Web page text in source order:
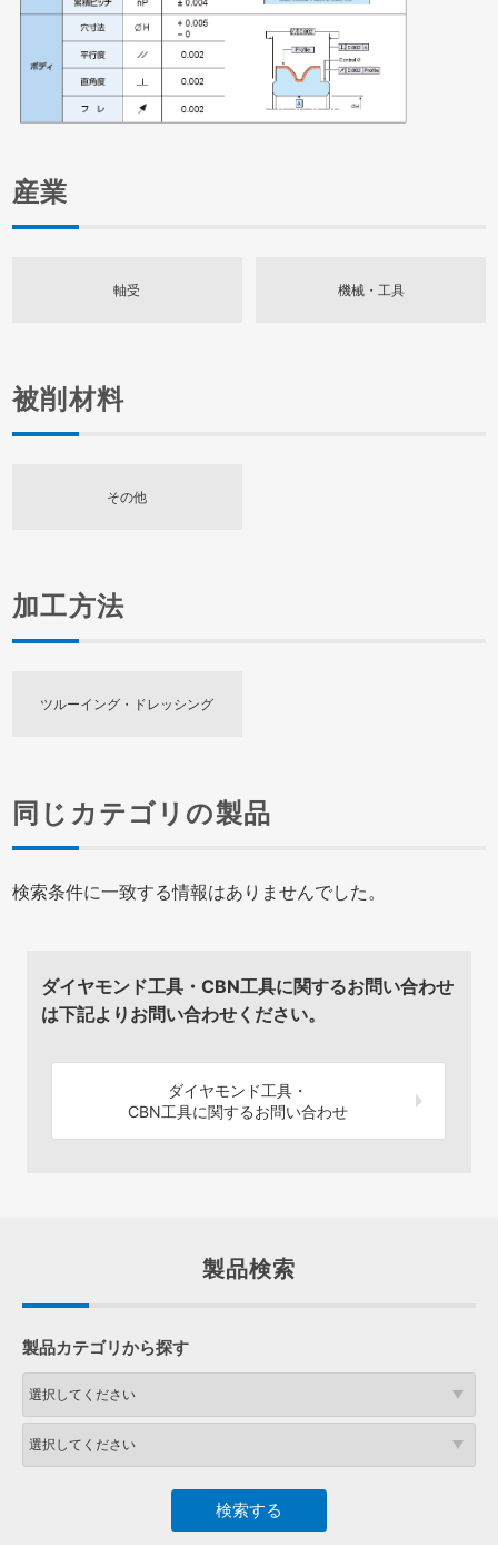
産業
軸受 機械・工具
被削材料
その他
加工方法
ツルーイング・ドレッシング
同じカテゴリの製品
検索条件に一致する情報はありませんでした。
ダイヤモンド工具・CBN工具に関するお問い合わせ
は下記よりお問い合わせください。
ダイヤモンド工具・
CBN工具に関するお問い合わせ
製品検索
製品カテゴリから探す